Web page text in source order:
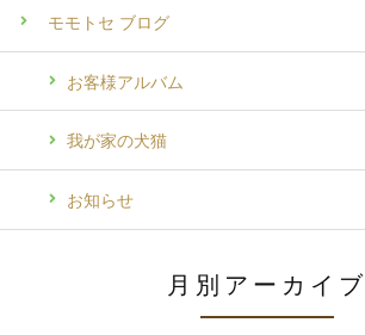
モモトセ ブログ
お客様アルバム
我が家の犬猫
お知らせ
月別アーカイブ